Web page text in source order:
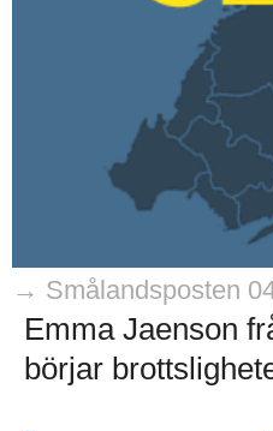
→ Smålandsposten
Emma Jaenson
börjar